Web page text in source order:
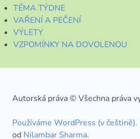
TÉMA TÝDNE
VAŘENÍ A PEČENÍ
VÝLETY
VZPOMÍNKY NA DOVOLENOU
Autorská práva © Všechna práva
Používáme WordPress (v češtině).
od Nilambar Sharma.